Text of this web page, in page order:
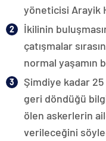
yöneticisi Arayik
İkilinin
çatışmalar
normal yaşamın
Şimdiye kadar 25
geri döndüğü
ölen askerlerin
verileceğini